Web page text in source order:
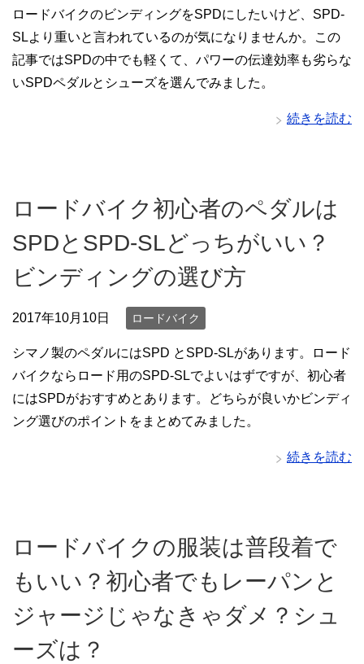
ロードバイクのビンディングをSPDにしたいけど、SPD-
SLより重いと言われているのが気になりませんか。この
記事ではSPDの中でも軽くて、パワーの伝達効率も劣らな
いSPDペダルとシューズを選んでみました。
続きを読む
ロードバイク初心者のペダルは
SPDとSPD-SLどっちがいい？
ビンディングの選び方
2017年10月10日 ロードバイク
シマノ製のペダルにはSPD とSPD-SLがあります。ロード
バイクならロード用のSPD-SLでよいはずですが、初心者
にはSPDがおすすめとあります。どちらが良いかビンディ
ング選びのポイントをまとめてみました。
続きを読む
ロードバイクの服装は普段着で
もいい？初心者でもレーパンと
ジャージじゃなきゃダメ？シュ
ーズは？